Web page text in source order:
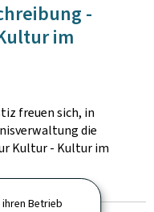
Betrieb
-
im
freuen sich, in
die
Kultur - Kultur im